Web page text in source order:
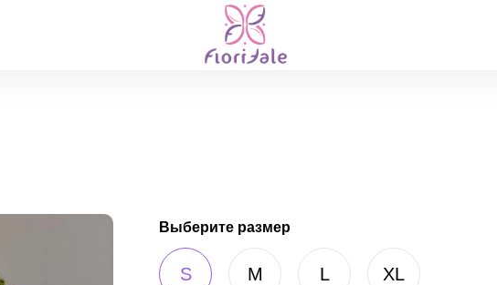
Выберите размер
S M L XL